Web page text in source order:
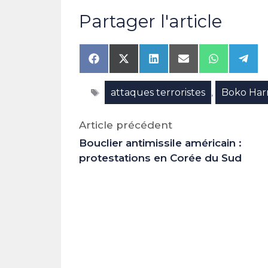
Partager l'article
Share
on
Facebook
Share
on
X
(Twitter)
Share
on
LinkedIn
Share
on
Email
Share
on
WhatsApp
Share
on
Étiquettes
attaques terroristes , Boko
Article précédent
Bouclier antimissile américain :
protestations en Corée du Sud